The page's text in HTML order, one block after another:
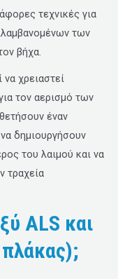
τεχνικές για
των
βήχα.
χρειαστεί
τον αερισμό των
έναν
δημιουργήσουν
του λαιμού και να
τραχεία
ALS και